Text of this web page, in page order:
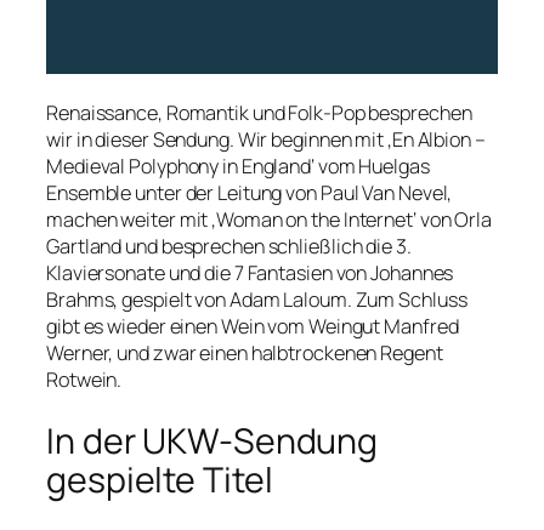
Renaissance, Romantik und Folk-Pop besprechen
wir in dieser Sendung. Wir beginnen mit ‚En Albion –
Medieval Polyphony in England‘ vom Huelgas
Ensemble unter der Leitung von Paul Van Nevel,
machen weiter mit ‚Woman on the Internet‘ von Orla
Gartland und besprechen schließlich die 3.
Klaviersonate und die 7 Fantasien von Johannes
Brahms, gespielt von Adam Laloum. Zum Schluss
gibt es wieder einen Wein vom Weingut Manfred
Werner, und zwar einen halbtrockenen Regent
Rotwein.
In der UKW-Sendung
gespielte Titel